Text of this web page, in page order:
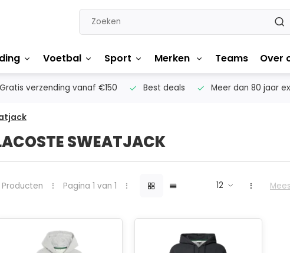
Voetbal Sport Merken Teams Over
Gratis verzending vanaf €150 Best deals Meer dan 80 jaar
SWEATJACK
Producten Pagina 1 van 1